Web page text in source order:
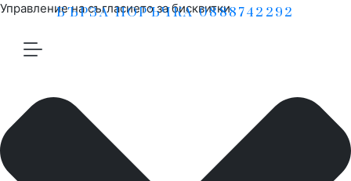
Управление на съгласието за бисквитки
БЪРЗА ПОРЪЧКА 0888742292